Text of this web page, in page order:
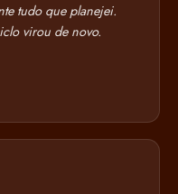
tudo que planejei.
virou de novo.